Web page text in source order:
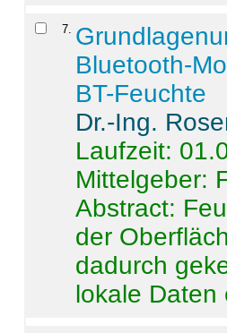
7
Bluetooth-
BT-Feuchte
Dr.-Ing.
Laufzeit:
Mittelgeber:
Abstract:
der
dadurch
lokale Daten